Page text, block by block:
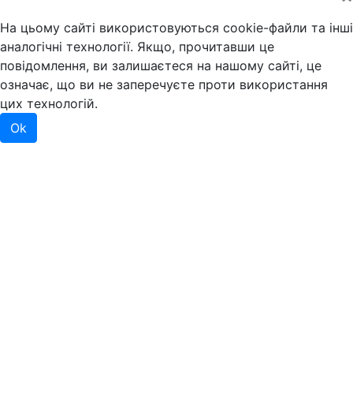
На цьому сайті використовуються cookie-файли та інші
аналогічні технології. Якщо, прочитавши це
повідомлення, ви залишаєтеся на нашому сайті, це
означає, що ви не заперечуєте проти використання
цих технологій.
Ok